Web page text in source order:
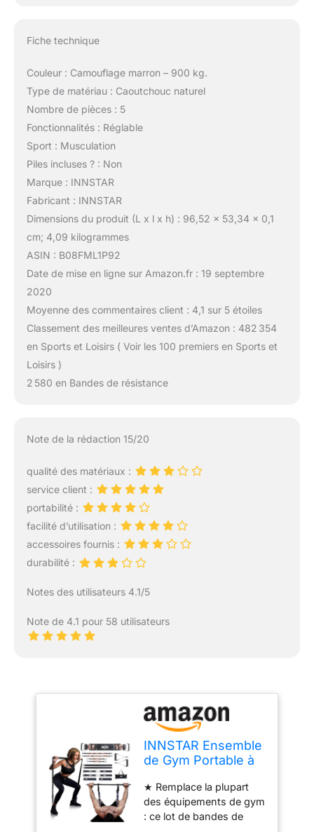
Fiche technique
Couleur : Camouflage marron – 900 kg.
Type de matériau : Caoutchouc naturel
Nombre de pièces : 5
Fonctionnalités : Réglable
Sport : Musculation
Piles incluses ? : Non
Marque : INNSTAR
Fabricant : INNSTAR
Dimensions du produit (L x l x h) : 96,52 x 53,34 x 0,1
cm; 4,09 kilogrammes
ASIN : B08FML1P92
Date de mise en ligne sur Amazon.fr : 19 septembre
2020
Moyenne des commentaires client : 4,1 sur 5 étoiles
Classement des meilleures ventes d’Amazon : 482 354
en Sports et Loisirs ( Voir les 100 premiers en Sports et
Loisirs )
2 580 en Bandes de résistance
Note de la rédaction 15/20
qualité des matériaux :
service client :
portabilité :
facilité d’utilisation :
accessoires fournis :
durabilité :
Notes des utilisateurs 4.1/5
Note de 4.1 pour 58 utilisateurs
INNSTAR Ensemble
de Gym Portable à
d'entraînement,
Ensemble de
développé Banc,
★ Remplace la plupart
des équipements de gym
: ce lot de bandes de